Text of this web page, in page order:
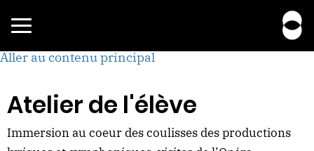
Aller au contenu principal
Toggle
navigation
Atelier de l'élève
Immersion au coeur des coulisses des productions